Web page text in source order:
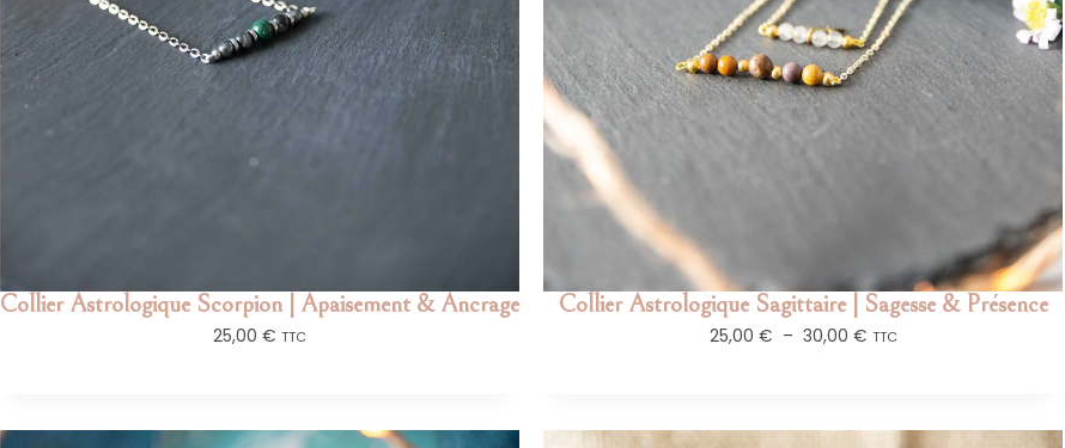
Collier Astrologique Scorpion | Apaisement & Ancrage
25,00 € TTC
Collier Astrologique Sagittaire | Sagesse & Présence
25,00 € – 30,00 € TTC